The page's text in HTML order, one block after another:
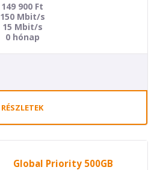
149 900 Ft
150 Mbit/s
15 Mbit/s
0 hónap
RÉSZLETEK
Global Priority 500GB